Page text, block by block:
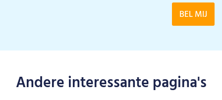
Andere interessante pagina's